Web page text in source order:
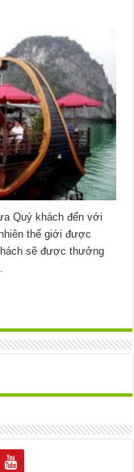
Quý khách đến với
thế giới được
sẽ được thưởng